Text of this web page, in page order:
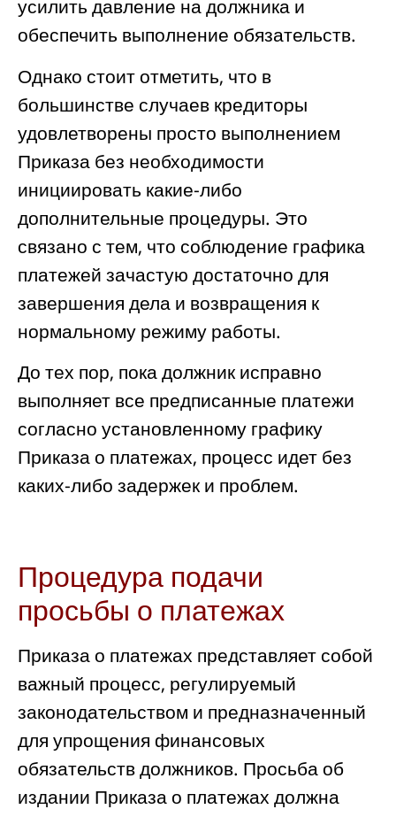
усилить давление на должника и
обеспечить выполнение обязательств.
Однако стоит отметить, что в
большинстве случаев кредиторы
удовлетворены просто выполнением
Приказа без необходимости
инициировать какие-либо
дополнительные процедуры. Это
связано с тем, что соблюдение графика
платежей зачастую достаточно для
завершения дела и возвращения к
нормальному режиму работы.
До тех пор, пока должник исправно
выполняет все предписанные платежи
согласно установленному графику
Приказа о платежах, процесс идет без
каких-либо задержек и проблем.
Процедура подачи
просьбы о платежах
Приказа о платежах представляет собой
важный процесс, регулируемый
законодательством и предназначенный
для упрощения финансовых
обязательств должников. Просьба об
издании Приказа о платежах должна